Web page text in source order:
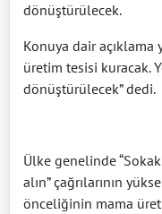
dönüştürülecek.
Konuya dair açıklama
üretim tesisi kuracak.
dönüştürülecek” dedi.
Ülke genelinde
alın” çağrılarının
önceliğinin mama